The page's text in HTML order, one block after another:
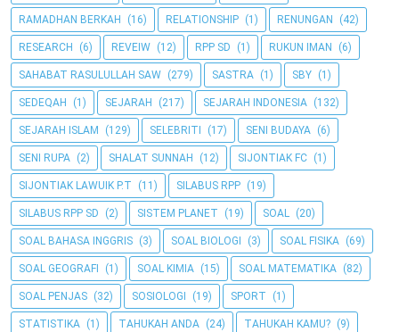
RAMADHAN BERKAH (16) RELATIONSHIP (1) RENUNGAN (42)
RESEARCH (6) REVEIW (12) RPP SD (1) RUKUN IMAN (6)
SAHABAT RASULULLAH SAW (279) SASTRA (1) SBY (1)
SEDEQAH (1) SEJARAH (217) SEJARAH INDONESIA (132)
SEJARAH ISLAM (129) SELEBRITI (17) SENI BUDAYA (6)
SENI RUPA (2) SHALAT SUNNAH (12) SIJONTIAK FC (1)
SIJONTIAK LAWUIK P.T (11) SILABUS RPP (19)
SILABUS RPP SD (2) SISTEM PLANET (19) SOAL (20)
SOAL BAHASA INGGRIS (3) SOAL BIOLOGI (3) SOAL FISIKA (69)
SOAL GEOGRAFI (1) SOAL KIMIA (15) SOAL MATEMATIKA (82)
SOAL PENJAS (32) SOSIOLOGI (19) SPORT (1)
STATISTIKA (1) TAHUKAH ANDA (24) TAHUKAH KAMU? (9)